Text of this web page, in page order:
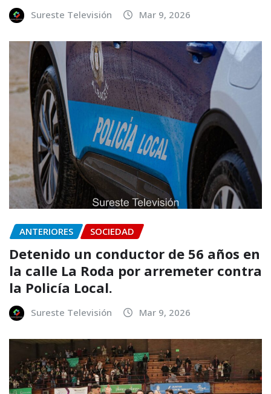
Sureste Televisión Mar 9, 2026
ANTERIORES SOCIEDAD
Detenido un conductor de 56 años en
la calle La Roda por arremeter contra
la Policía Local.
Sureste Televisión Mar 9, 2026